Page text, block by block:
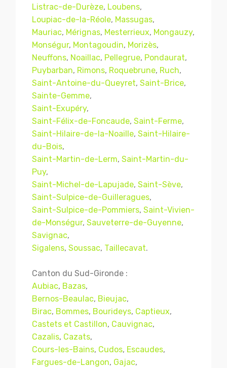
Listrac-de-Durèze, Loubens,
Loupiac-de-la-Réole, Massugas,
Mauriac, Mérignas, Mesterrieux, Mongauzy,
Monségur, Montagoudin, Morizès,
Neuffons, Noaillac, Pellegrue, Pondaurat,
Puybarban, Rimons, Roquebrune, Ruch,
Saint-Antoine-du-Queyret, Saint-Brice,
Sainte-Gemme,
Saint-Exupéry,
Saint-Félix-de-Foncaude, Saint-Ferme,
Saint-Hilaire-de-la-Noaille, Saint-Hilaire-
du-Bois,
Saint-Martin-de-Lerm, Saint-Martin-du-
Puy,
Saint-Michel-de-Lapujade, Saint-Sève,
Saint-Sulpice-de-Guilleragues,
Saint-Sulpice-de-Pommiers, Saint-Vivien-
de-Monségur, Sauveterre-de-Guyenne,
Savignac,
Sigalens, Soussac, Taillecavat.
Canton du Sud-Gironde :
Aubiac, Bazas,
Bernos-Beaulac, Bieujac,
Birac, Bommes, Bourideys, Captieux,
Castets et Castillon, Cauvignac,
Cazalis, Cazats,
Cours-les-Bains, Cudos, Escaudes,
Fargues-de-Langon, Gajac,